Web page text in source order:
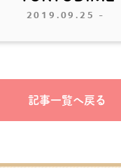
2019.09.25 -
記事一覧へ戻る